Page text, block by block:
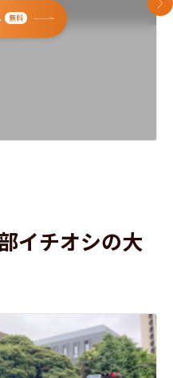
無料
次
イチオシの大